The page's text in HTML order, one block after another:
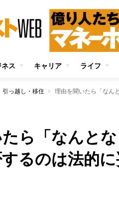
ネス キャリア ライフ
引っ越し・移住
たら「なんと
るのは法的に